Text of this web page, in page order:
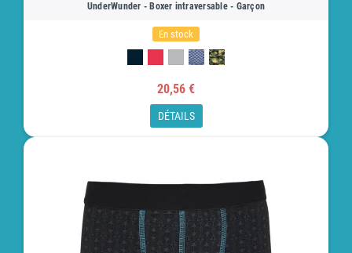
UnderWunder - Boxer intraversable - Garçon
En stock
20,56 €
DÉTAILS